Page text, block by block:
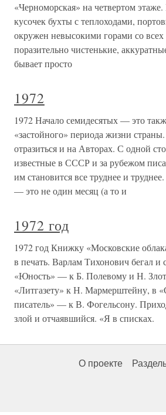
«Черноморская» на четвертом
кусочек бухты с теплоходами,
окружен невысокими горами со
поразительно чистенькие,
бывает просто
1972
1972 Начало семидесятых — это
«застойного» периода жизни
отразиться и на Авторах. С одной
известные в СССР и за рубежом
им становится все труднее и
— это не один месяц (а то и
1972 год
1972 год Книжку «Московские
в печать. Варлам Тихонович бегал и
«Юность» — к Б. Полевому и Н.
«Литгазету» к Н. Мармерштейну, в
писатель» — к В. Фогельсону.
злой и отчаявшийся. «Я в списках.
О проекте